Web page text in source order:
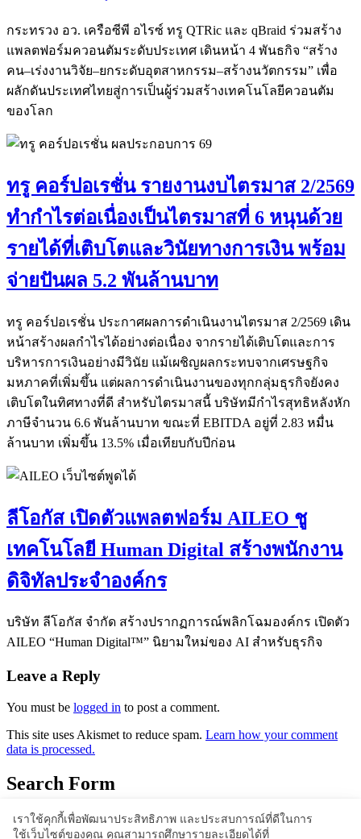
กระทรวง อว. เครือซีพี อไรซ์ ทรู QTRic และ qBraid ร่วมสร้าง
แพลตฟอร์มควอนตัมระดับประเทศ เดินหน้า 4 พันธกิจ “สร้าง
คน–เร่งงานวิจัย–ยกระดับอุตสาหกรรม–สร้างนวัตกรรม” เพื่อ
ผลักดันประเทศไทยสู่การเป็นผู้ร่วมสร้างเทคโนโลยีควอนตัม
ของโลก
ทรู คอร์ปอเรชั่น รายงานงบไตรมาส 2/2569
ทำกำไรต่อเนื่องเป็นไตรมาสที่ 6 หนุนด้วย
รายได้ที่เติบโตและวินัยทางการเงิน พร้อม
จ่ายปันผล 5.2 พันล้านบาท
ทรู คอร์ปอเรชั่น ประกาศผลการดำเนินงานไตรมาส 2/2569 เดิน
หน้าสร้างผลกำไรได้อย่างต่อเนื่อง จากรายได้เติบโตและการ
บริหารการเงินอย่างมีวินัย แม้เผชิญผลกระทบจากเศรษฐกิจ
มหภาคที่เพิ่มขึ้น แต่ผลการดำเนินงานของทุกกลุ่มธุรกิจยังคง
เติบโตในทิศทางที่ดี สำหรับไตรมาสนี้ บริษัทมีกำไรสุทธิหลังหัก
ภาษีจำนวน 6.6 พันล้านบาท ขณะที่ EBITDA อยู่ที่ 2.83 หมื่น
ล้านบาท เพิ่มขึ้น 13.5% เมื่อเทียบกับปีก่อน
ลีโอกัส เปิดตัวแพลตฟอร์ม AILEO ชู
เทคโนโลยี Human Digital สร้างพนักงาน
ดิจิทัลประจำองค์กร
บริษัท ลีโอกัส จำกัด สร้างปรากฏการณ์พลิกโฉมองค์กร เปิดตัว
AILEO “Human Digital™” นิยามใหม่ของ AI สำหรับธุรกิจ
Leave a Reply
You must be logged in to post a comment.
This site uses Akismet to reduce spam. Learn how your comment
data is processed.
Search Form
เราใช้คุกกี้เพื่อพัฒนาประสิทธิภาพ และประสบการณ์ที่ดีในการ
ใช้เว็บไซต์ของคุณ คุณสามารถศึกษารายละเอียดได้ที่